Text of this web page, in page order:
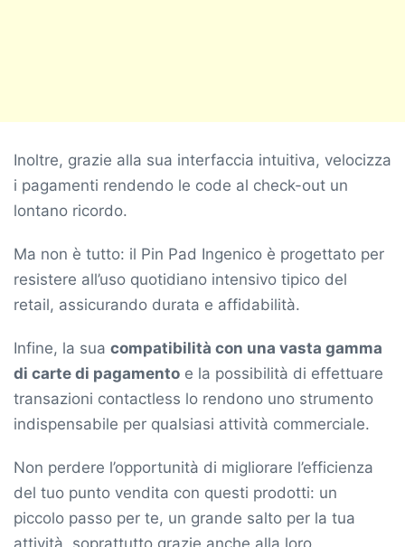
Inoltre, grazie alla sua interfaccia intuitiva, velocizza
i pagamenti rendendo le code al check-out un
lontano ricordo.
Ma non è tutto: il Pin Pad Ingenico è progettato per
resistere all’uso quotidiano intensivo tipico del
retail, assicurando durata e affidabilità.
Infine, la sua compatibilità con una vasta gamma
di carte di pagamento e la possibilità di effettuare
transazioni contactless lo rendono uno strumento
indispensabile per qualsiasi attività commerciale.
Non perdere l’opportunità di migliorare l’efficienza
del tuo punto vendita con questi prodotti: un
piccolo passo per te, un grande salto per la tua